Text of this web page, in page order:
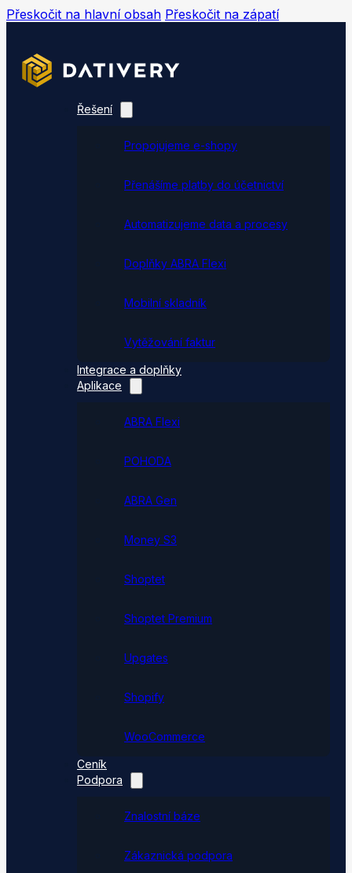
Přeskočit na hlavní obsah Přeskočit na zápatí
Řešení
Propojujeme e-shopy
Přenášíme platby do účetnictví
Automatizujeme data a procesy
Doplňky ABRA Flexi
Mobilní skladník
Vytěžování faktur
Integrace a doplňky
Aplikace
ABRA Flexi
POHODA
ABRA Gen
Money S3
Shoptet
Shoptet Premium
Upgates
Shopify
WooCommerce
Ceník
Podpora
Znalostní báze
Zákaznická podpora